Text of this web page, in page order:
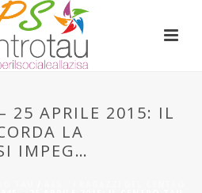
25 APRILE 2015: IL
LA
IMPEG…